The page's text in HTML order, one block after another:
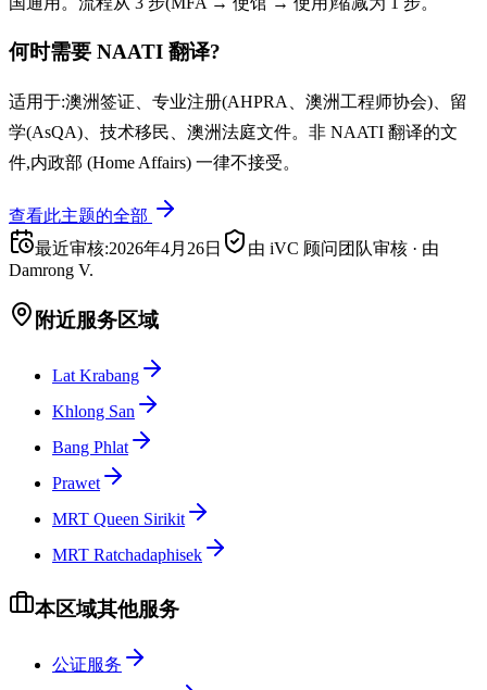
何时需要 NAATI 翻译?
适用于:澳洲签证、专业注册(AHPRA、澳洲工程师协会)、留
学(AsQA)、技术移民、澳洲法庭文件。非 NAATI 翻译的文
件,内政部 (Home Affairs) 一律不接受。
查看此主题的全部
最近审核:2026年4月26日 由 iVC 顾问团队审核 · 由
Damrong V.
附近服务区域
Lat Krabang
Khlong San
Bang Phlat
Prawet
MRT Queen Sirikit
MRT Ratchadaphisek
本区域其他服务
公证服务